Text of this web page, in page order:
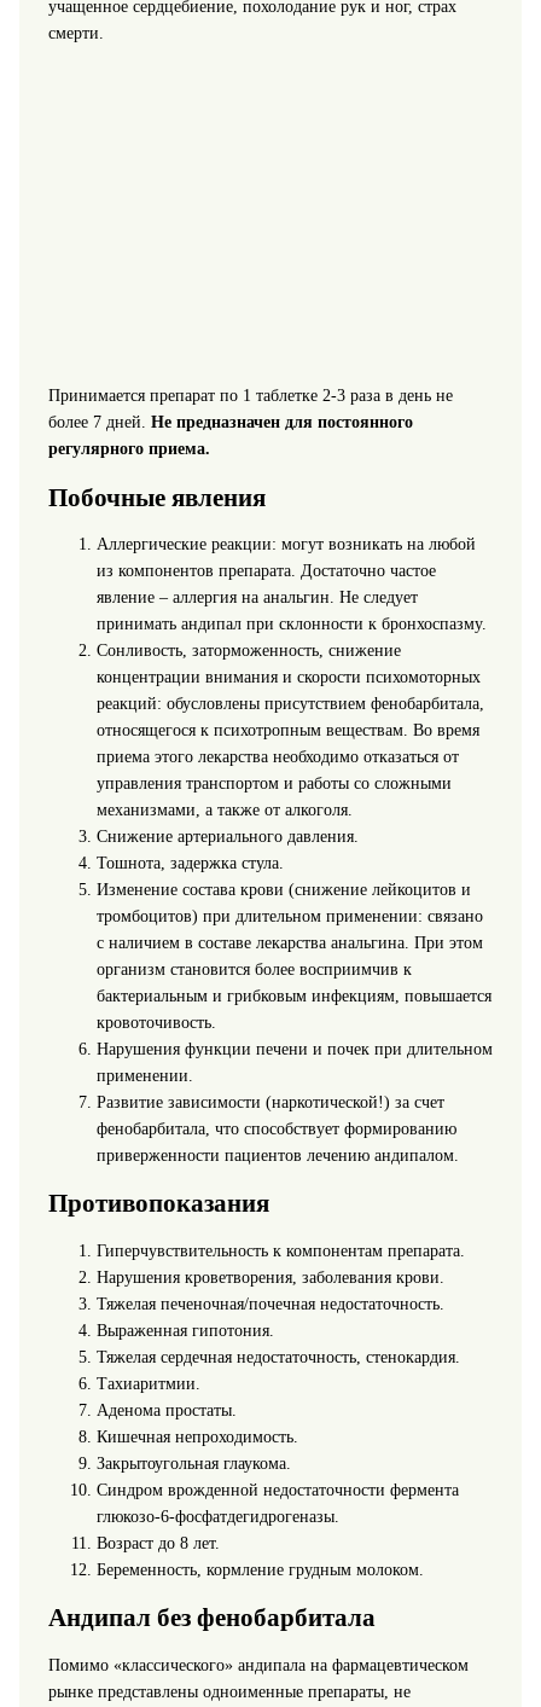
учащенное сердцебиение, похолодание рук и ног, страх
смерти.
Принимается препарат по 1 таблетке 2-3 раза в день не
более 7 дней. Не предназначен для постоянного
регулярного приема.
Побочные явления
Аллергические реакции: могут возникать на любой
из компонентов препарата. Достаточно частое
явление – аллергия на анальгин. Не следует
принимать андипал при склонности к бронхоспазму.
Сонливость, заторможенность, снижение
концентрации внимания и скорости психомоторных
реакций: обусловлены присутствием фенобарбитала,
относящегося к психотропным веществам. Во время
приема этого лекарства необходимо отказаться от
управления транспортом и работы со сложными
механизмами, а также от алкоголя.
Снижение артериального давления.
Тошнота, задержка стула.
Изменение состава крови (снижение лейкоцитов и
тромбоцитов) при длительном применении: связано
с наличием в составе лекарства анальгина. При этом
организм становится более восприимчив к
бактериальным и грибковым инфекциям, повышается
кровоточивость.
Нарушения функции печени и почек при длительном
применении.
Развитие зависимости (наркотической!) за счет
фенобарбитала, что способствует формированию
приверженности пациентов лечению андипалом.
Противопоказания
Гиперчувствительность к компонентам препарата.
Нарушения кроветворения, заболевания крови.
Тяжелая печеночная/почечная недостаточность.
Выраженная гипотония.
Тяжелая сердечная недостаточность, стенокардия.
Тахиаритмии.
Аденома простаты.
Кишечная непроходимость.
Закрытоугольная глаукома.
Cиндром врожденной недостаточности фермента
глюкозо-6-фосфатдегидрогеназы.
Возраст до 8 лет.
Беременность, кормление грудным молоком.
Андипал без фенобарбитала
Помимо «классического» андипала на фармацевтическом
рынке представлены одноименные препараты, не